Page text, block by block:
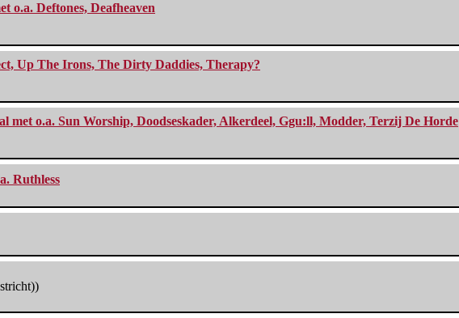
o.a. Deftones, Deafheaven
Up The Irons, The Dirty Daddies, Therapy?
o.a. Sun Worship, Doodseskader, Alkerdeel, Ggu:ll, Modder, Terzij De Horde
Ruthless